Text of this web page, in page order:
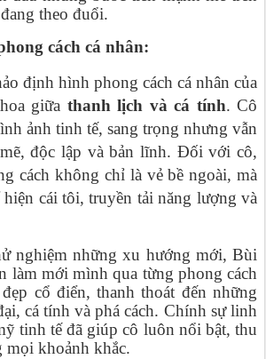
theo đuổi.
cách cá nhân:
định hình phong cách cá nhân của
giữa thanh lịch và cá tính. Cô
ảnh tinh tế, sang trọng nhưng vẫn
độc lập và bản lĩnh. Đối với cô,
cách không chỉ là vẻ bề ngoài, mà
hiện cái tôi, truyền tải năng lượng và
nghiệm những xu hướng mới, Bùi
làm mới mình qua từng phong cách
cổ điển, thanh thoát đến những
cá tính và phá cách. Chính sự linh
tinh tế đã giúp cô luôn nổi bật, thu
mọi khoảnh khắc.